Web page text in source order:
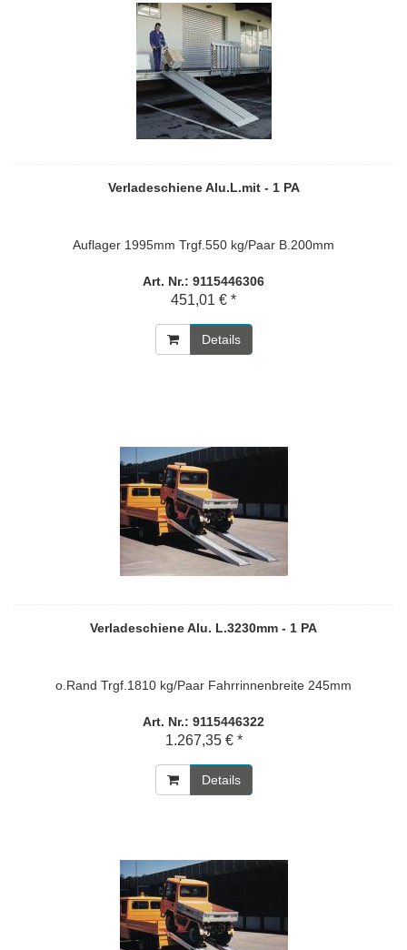
Verladeschiene Alu.L.mit - 1 PA
Auflager 1995mm Trgf.550 kg/Paar B.200mm
Art. Nr.: 9115446306
451,01 € *
Details
Verladeschiene Alu. L.3230mm - 1 PA
o.Rand Trgf.1810 kg/Paar Fahrrinnenbreite 245mm
Art. Nr.: 9115446322
1.267,35 € *
Details